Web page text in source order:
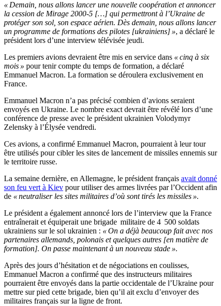
« Demain, nous allons lancer une nouvelle coopération et annoncer
la cession de Mirage 2000-5 […] qui permettront à l’Ukraine de
protéger son sol, son espace aérien. Dès demain, nous allons lancer
un programme de formations des pilotes [ukrainiens] », a déclaré le
président lors d’une interview télévisée jeudi.
Les premiers avions devraient être mis en service dans « cinq à six
mois » pour tenir compte du temps de formation, a déclaré
Emmanuel Macron. La formation se déroulera exclusivement en
France.
Emmanuel Macron n’a pas précisé combien d’avions seraient
envoyés en Ukraine. Le nombre exact devrait être révélé lors d’une
conférence de presse avec le président ukrainien Volodymyr
Zelensky à l’Élysée vendredi.
Ces avions, a confirmé Emmanuel Macron, pourraient à leur tour
être utilisés pour cibler les sites de lancement de missiles ennemis sur
le territoire russe.
La semaine dernière, en Allemagne, le président français avait donné
son feu vert à Kiev pour utiliser des armes livrées par l’Occident afin
de « neutraliser les sites militaires d’où sont tirés les missiles ».
Le président a également annoncé lors de l’interview que la France
entraînerait et équiperait une brigade militaire de 4 500 soldats
ukrainiens sur le sol ukrainien : « On a déjà beaucoup fait avec nos
partenaires allemands, polonais et quelques autres [en matière de
formation]. On passe maintenant à un nouveau stade ».
Après des jours d’hésitation et de négociations en coulisses,
Emmanuel Macron a confirmé que des instructeurs militaires
pourraient être envoyés dans la partie occidentale de l’Ukraine pour
mettre sur pied cette brigade, bien qu’il ait exclu d’envoyer des
militaires français sur la ligne de front.